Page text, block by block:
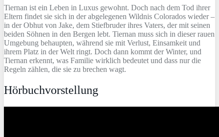
Tiernan ist ein Leben in Luxus gewohnt. Doch nach dem Tod ihrer
Eltern findet sie sich in der abgelegenen Wildnis Colorados wieder –
in der Obhut von Jake, dem Stiefbruder ihres Vaters, der mit seinen
beiden Söhnen in den Bergen lebt. Tiernan muss sich in dieser rauen
Umgebung behaupten, während sie mit Verlust, Einsamkeit und
ihrem Platz in der Welt ringt. Doch dann kommt der Winter, und
Tiernan erkennt, was Familie wirklich bedeutet und dass nur die
Regeln zählen, die sie zu brechen wagt.
Hörbuchvorstellung